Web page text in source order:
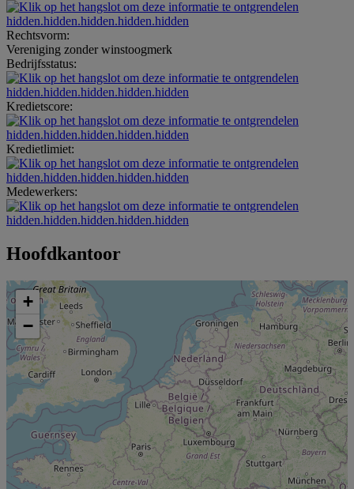
hidden.hidden.hidden.hidden.hidden
Rechtsvorm:
Vereniging zonder winstoogmerk
Bedrijfsstatus:
hidden.hidden.hidden.hidden.hidden
Kredietscore:
hidden.hidden.hidden.hidden.hidden
Kredietlimiet:
hidden.hidden.hidden.hidden.hidden
Medewerkers:
hidden.hidden.hidden.hidden.hidden
Hoofdkantoor
+
−